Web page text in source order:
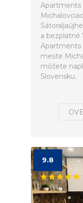
Apartments
a bezplatné
Apartments
meste
môžete
Slovensku.
9.8